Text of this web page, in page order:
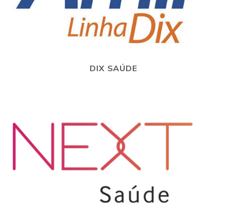
DIX SAÚDE